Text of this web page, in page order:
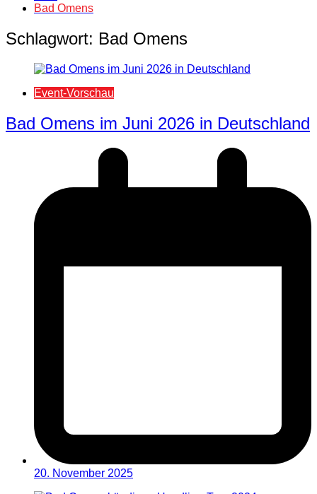
Bad Omens
Schlagwort: Bad Omens
Event-Vorschau
Bad Omens im Juni 2026 in Deutschland
20. November 2025